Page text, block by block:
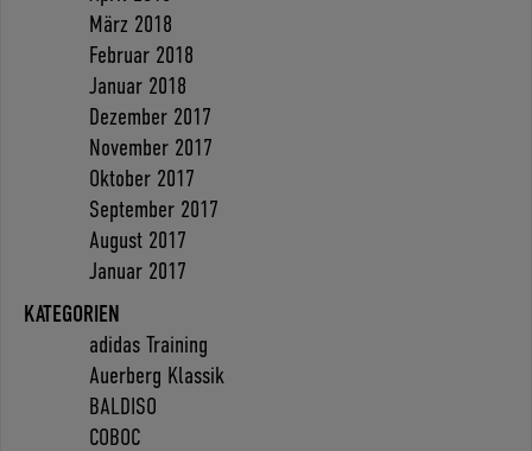
März 2018
Februar 2018
Januar 2018
Dezember 2017
November 2017
Oktober 2017
September 2017
August 2017
Januar 2017
KATEGORIEN
adidas Training
Auerberg Klassik
BALDISO
COBOC